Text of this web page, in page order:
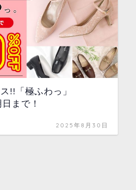
!!「極ふわっ」
まで！
2025年8月30日